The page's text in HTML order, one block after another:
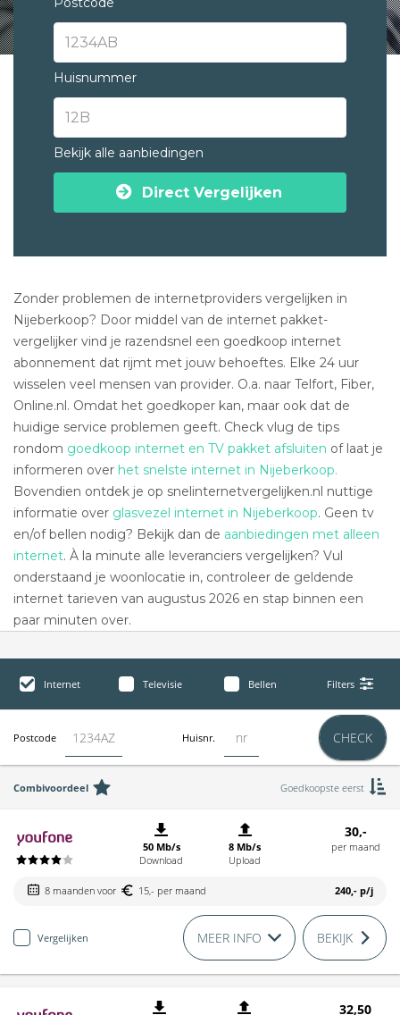
Huisnummer
Bekijk alle aanbiedingen
Direct Vergelijken
Zonder problemen de internetproviders vergelijken in
Nijeberkoop? Door middel van de internet pakket-
vergelijker vind je razendsnel een goedkoop internet
abonnement dat rijmt met jouw behoeftes. Elke 24 uur
wisselen veel mensen van provider. O.a. naar Telfort, Fiber,
Online.nl. Omdat het goedkoper kan, maar ook dat de
huidige service problemen geeft. Check vlug de tips
rondom goedkoop internet en TV pakket afsluiten of laat je
informeren over het snelste internet in Nijeberkoop.
Bovendien ontdek je op snelinternetvergelijken.nl nuttige
informatie over glasvezel internet in Nijeberkoop. Geen tv
en/of bellen nodig? Bekijk dan de aanbiedingen met alleen
internet. À la minute alle leveranciers vergelijken? Vul
onderstaand je woonlocatie in, controleer de geldende
internet tarieven van augustus 2026 en stap binnen een
paar minuten over.
Internet Televisie Bellen Filters
Postcode Huisnr. CHECK
Combivoordeel Goedkoopste eerst
50 Mb/s
Download
8 Mb/s
Upload
30,-
per maand
8 maanden voor 15,- per maand 240,- p/j
Vergelijken MEER INFO BEKIJK
32,50